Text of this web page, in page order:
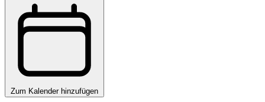
Zum Kalender hinzufügen